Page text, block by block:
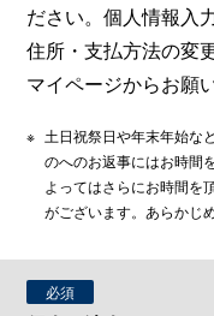
ださい。個人情報入
住所・支払方法の変
マイページからお願
※ 土日祝祭日や年末年始な
のへのお返事にはお時間
よってはさらにお時間を
がございます。あらかじ
必須